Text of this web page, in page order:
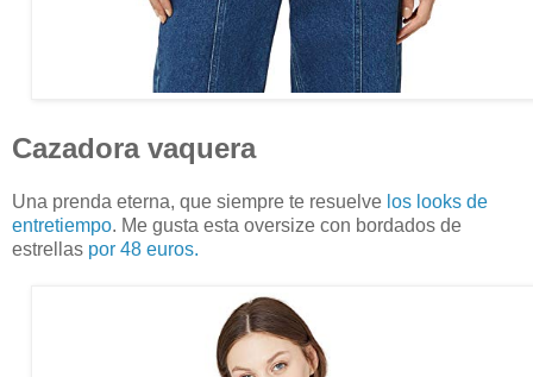
Cazadora vaquera
Una prenda eterna, que siempre te resuelve los looks de
entretiempo. Me gusta esta oversize con bordados de
estrellas por 48 euros.